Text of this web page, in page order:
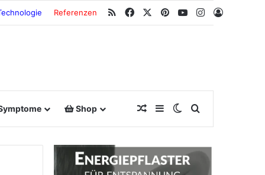
Referenzen RSS FacebookPinterestYouTubeInstagram
Shop Zufallsbeitrag
SidebarSwitch skin
Suche nach